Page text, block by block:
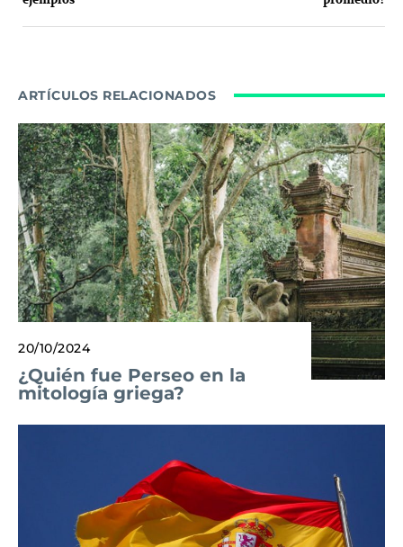
ARTÍCULOS RELACIONADOS
20/10/2024
¿Quién fue Perseo en la
mitología griega?